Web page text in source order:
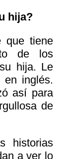
hija?
que tiene
de los
hija. Le
en inglés.
así para
de
historias
a ver lo